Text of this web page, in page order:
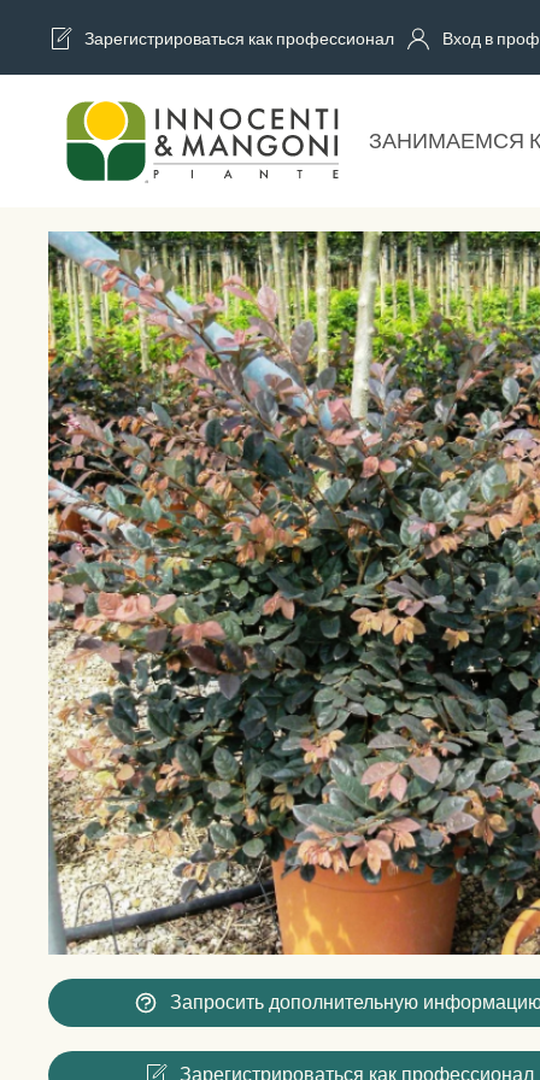
Skip to main content
Зарегистрироваться как профессионал Вход в
ЗАНИМАЕМСЯ
Запросить дополнительную
Зарегистрироваться как профессионал